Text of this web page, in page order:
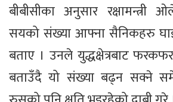
बीबीसीका अनुसार
सयको संख्या आफ्ना सैनिकहरु
बताए । उनले युद्धक्षेत्रबाट
बताउँदै यो संख्या बढ्न सक्ने